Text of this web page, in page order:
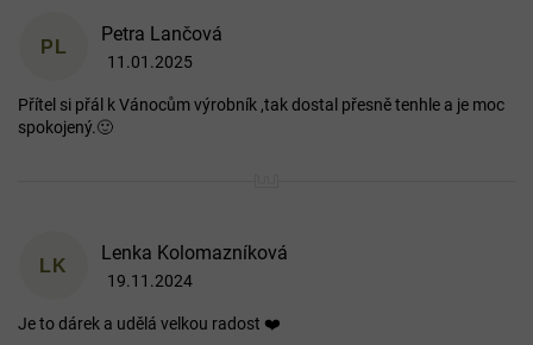
n
í
PL
Petra Lančová
Hodnocení produktu je 5 z 5 hvězdiček.
11.01.2025
Přítel si přál k Vánocům výrobník ,tak dostal přesně tenhle a je moc
spokojený.🙂
LK
Lenka Kolomazníková
Hodnocení produktu je 5 z 5 hvězdiček.
19.11.2024
Je to dárek a udělá velkou radost ❤️